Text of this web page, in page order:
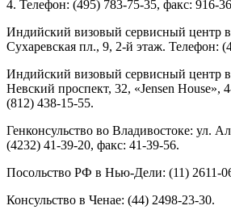
4. Телефон: (495) 783-75-35, факс: 916-
Индийский визовый сервисный центр
Сухаревская пл., 9, 2-й этаж. Телефон:
Индийский визовый сервисный центр
Невский проспект, 32, «Jensen House»,
(812) 438-15-55.
Генконсульство во Владивостоке: ул.
(4232) 41-39-20, факс: 41-39-56.
Посольство РФ в Нью-Дели: (11) 2611-
Консульство в Ченае: (44) 2498-23-30.